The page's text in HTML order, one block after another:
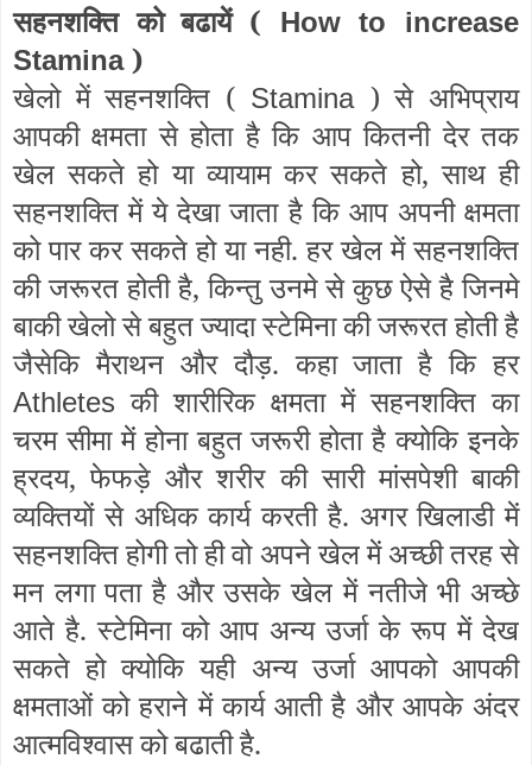
सहनशक्ति को बढायें ( How to increase
Stamina )
खेलो में सहनशक्ति (Stamina ) से अभिप्राय
आपकी क्षमता से होता है कि आप कितनी देर तक
खेल सकते हो या व्यायाम कर सकते हो, साथ ही
सहनशक्ति में ये देखा जाता है कि आप अपनी क्षमता
को पार कर सकते हो या नही. हर खेल में सहनशक्ति
की जरूरत होती है, किन्तु उनमे से कुछ ऐसे है जिनमे
बाकी खेलो से बहुत ज्यादा स्टेमिना की जरूरत होती है
जैसेकि मैराथन और दौड़. कहा जाता है कि हर
Athletes की शारीरिक क्षमता में सहनशक्ति का
चरम सीमा में होना बहुत जरूरी होता है क्योकि इनके
ह्रदय, फेफड़े और शरीर की सारी मांसपेशी बाकी
व्यक्तियों से अधिक कार्य करती है. अगर खिलाडी में
सहनशक्ति होगी तो ही वो अपने खेल में अच्छी तरह से
मन लगा पता है और उसके खेल में नतीजे भी अच्छे
आते है. स्टेमिना को आप अन्य उर्जा के रूप में देख
सकते हो क्योकि यही अन्य उर्जा आपको आपकी
क्षमताओं को हराने में कार्य आती है और आपके अंदर
आत्मविश्वास को बढाती है.